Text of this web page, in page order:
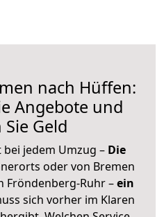
nach Hüffen:
Angebote und
Geld
jedem Umzug – Die
oder von Bremen
Fröndenberg-Ruhr –ein
sich vorher im Klaren